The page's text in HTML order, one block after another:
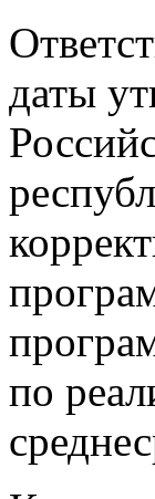
даты
по